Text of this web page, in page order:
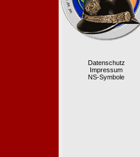
Datenschutz
Impressum
NS-Symbole